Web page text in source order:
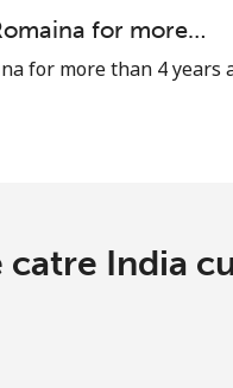
⁦8¢⁩
for more…
for more than 4 years
India